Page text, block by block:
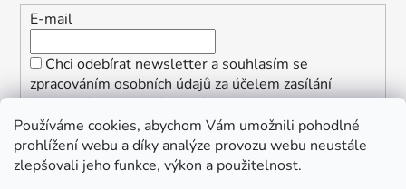
Používáme cookies, abychom Vám umožnili pohodlné
prohlížení webu a díky analýze provozu webu neustále
zlepšovali jeho funkce, výkon a použitelnost.
E-mail
Chci odebírat newsletter a souhlasím se
zpracováním osobních údajů za účelem zasílání
informací o speciálních akcích a slevách.
PŘIHLÁSIT SE